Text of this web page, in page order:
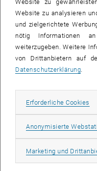
Wasserhaushalt von
unterschiedlich, auch die
wichtige Rolle“, sagt Günter
Modell zu entwickeln, mit
Zusammenhänge berechnen
Günter Blöschl arbeitete
möglichst große Datenbank
der ganzen Welt aufzubauen
Gebiete wurden einbezogen,
in die Vergangenheit reichen.
gedacht
Website zu
Website zu analysieren
und zielgerichtete
nötig Informationen
weiterzugeben. Weitere
von Drittanbietern auf
Datenschutzerklärung.
Erforderliche Cookies
Anonymisierte
Marketing und